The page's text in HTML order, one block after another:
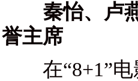
秦怡、卢
誉主席
在“8+1”电